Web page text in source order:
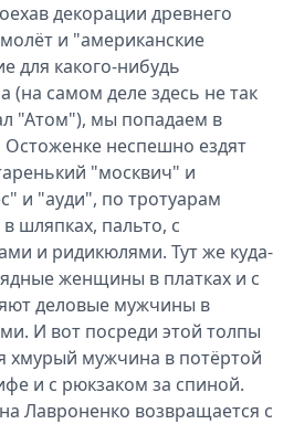
декорации древнего
и "американские
для какого-нибудь
(на самом деле здесь не так
"Атом"), мы попадаем в
Остоженке неспешно ездят
"москвич" и
и "ауди", по тротуарам
шляпках, пальто, с
и ридикюлями. Тут же куда-
женщины в платках и с
деловые мужчины в
И вот посреди этой толпы
хмурый мужчина в потёртой
и с рюкзаком за спиной.
Лавроненко возвращается с